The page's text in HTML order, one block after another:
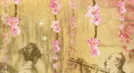
Фотообои перья
Фотообои карта мира
Фотообои кирпичная